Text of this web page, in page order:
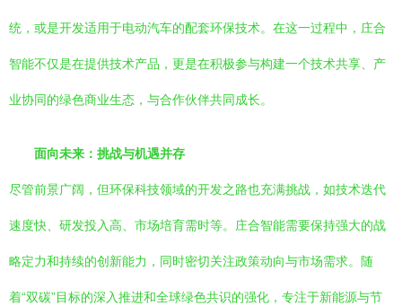
统，或是开发适用于电动汽车的配套环保技术。在这一过程中，庄合
智能不仅是在提供技术产品，更是在积极参与构建一个技术共享、产
业协同的绿色商业生态，与合作伙伴共同成长。
面向未来：挑战与机遇并存
尽管前景广阔，但环保科技领域的开发之路也充满挑战，如技术迭代
速度快、研发投入高、市场培育需时等。庄合智能需要保持强大的战
略定力和持续的创新能力，同时密切关注政策动向与市场需求。随
着“双碳”目标的深入推进和全球绿色共识的强化，专注于新能源与节